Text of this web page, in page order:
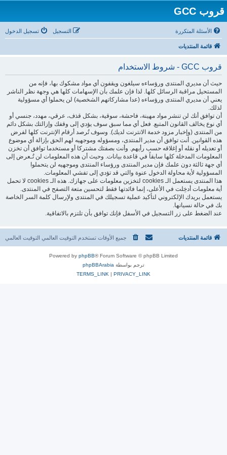
قروب GCC
الأسئلة المتكررة تسجيل الدخول التسجيل
قائمة المنتديات
قروب GCC - شروط الاستخدام
حيث أن مديري المنتدى ورؤساءه سيلغون ويقفون أي مواد مشكوك بها، فإنه من
المستحيل مراقبة الرسائل كلها. لذا فإن علمك بأن الإسهامات كلها هي وجهة نظر الناشر
يعني أن مديري المنتدى ورؤساءه (عدا مشاركاتهم الشخصية) لن يحملوا أي مسؤولية
لذلك.
أن توافق أنك لن تنشر مواد مهينة، فاحشة، سوقية، بشكل قذف، عرقي، مهدد، جنسي أو
أي نوع يخالف القانون المتبع. فعل أي مما سبق سوف يؤدي إلى وقفك وإزالتك بشكل دائم
من المنتدى (وإخبار مزود خدمة الانترنت لديك). وسوف تُرصد أرقام الإنترنت كلها لفرض
هذه القوانين. أنت توافق أن مدير المنتدى، ومسؤوله وموجهيه لهم الحق بإزالة أي موضوع
أو تعديله أو نقله أو إغلاقه حسب رأيهم. وأنت بصفتك مشتركا أو مستخدما توافق أن تخزن
المعلومات المدخلة كلها سابقاً في قاعدة بيانات. وحيث أن هذه المعلومات لن تُـعرض إلى
أي جهة ثالثة دون علمك فإن مدير المنتدى ورؤساء المنتدى وموجهيه لن يتحملوا
المسؤولية لأية محاولة الدخول عنوة والتي قد تؤدي إلى تفشي المعلومات.
هذا المنتدى يستعمل الـ cookies لتخزين معلومات على جهازك. هذه الـ cookies لا تحمل
أية معلومات أدخِلت في الأعلى، إنما فائدتها فقط لتحسين متعة التصفح في المنتدى.
يستعمل بريدك الإلكتروني لتأكيد عملية تسجيلك في المنتدى ولإرسال كلمة السر الخاصة
بك في حالة نسيانها.
عند الضغط على زر التسجيل في الأسفل فإنك توافق بأن تلتزم بالاتفاقية.
قائمة المنتديات جميع الأوقات تستخدم التوقيت العالمي التوقيت العالمي
Powered by phpBB® Forum Software © phpBB Limited
ترجم بواسطة phpBBArabia
PRIVACY_LINK
|
TERMS_LINK